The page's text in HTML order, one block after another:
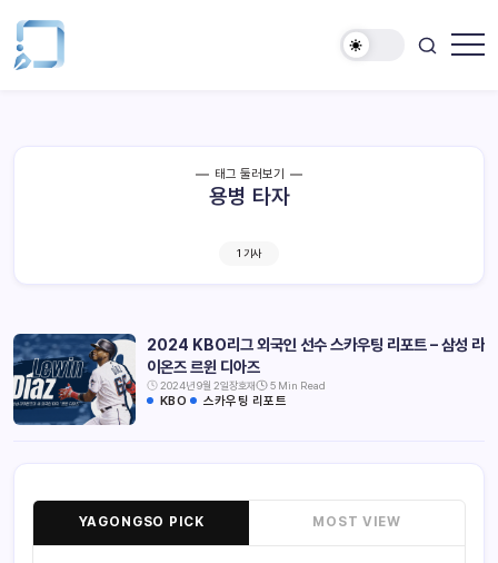
태그 둘러보기
용병 타자
1 기사
2024 KBO리그 외국인 선수 스카우팅 리포트 – 삼성 라
이온즈 르윈 디아즈
2024년 9월 2일장호재 5 Min Read
KBO 스카우팅 리포트
YAGONGSO PICK MOST VIEW